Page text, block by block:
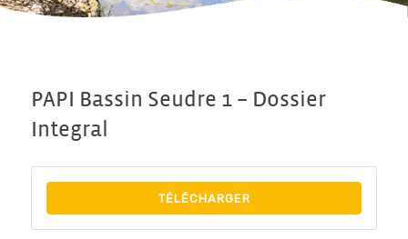
PAPI Bassin Seudre 1 – Dossier
Integral
TÉLÉCHARGER